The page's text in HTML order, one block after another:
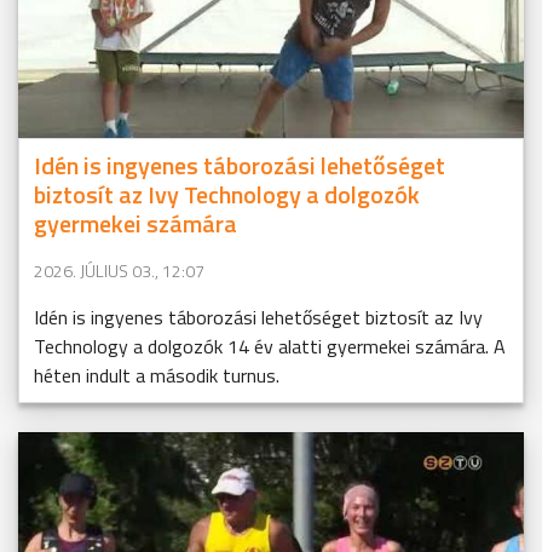
Idén is ingyenes táborozási lehetőséget
biztosít az Ivy Technology a dolgozók
gyermekei számára
2026. JÚLIUS 03., 12:07
Idén is ingyenes táborozási lehetőséget biztosít az Ivy
Technology a dolgozók 14 év alatti gyermekei számára. A
héten indult a második turnus.